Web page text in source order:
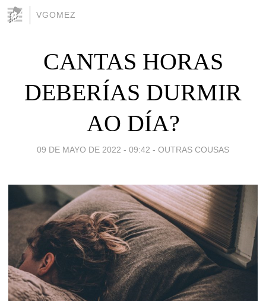
VGOMEZ
CANTAS HORAS
DEBERÍAS DURMIR
AO DÍA?
09 DE MAYO DE 2022 - 09:42 - OUTRAS COUSAS